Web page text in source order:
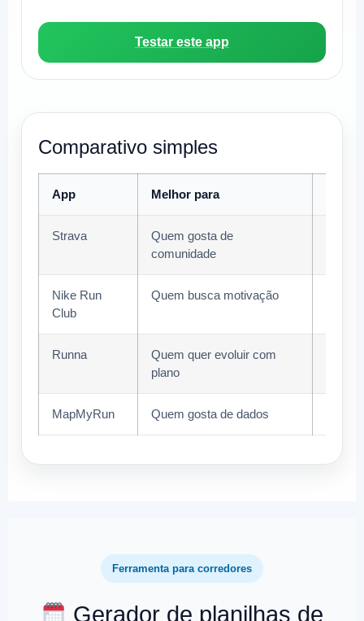
Testar este app
Comparativo simples
App Melhor para
Strava
Quem gosta de
comunidade
Nike Run
Club
Quem busca motivação
Runna
Quem quer evoluir com
plano
MapMyRun Quem gosta de dados
Ferramenta para corredores
Gerador de planilhas de